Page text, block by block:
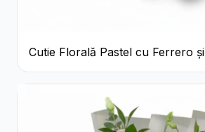
Cutie Florală Pastel cu Ferrero și
Raffaello